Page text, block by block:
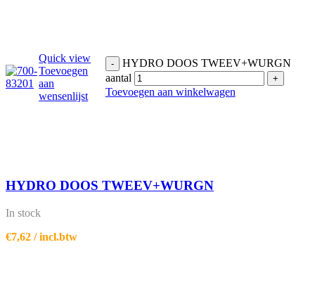
Quick view
Toevoegen
aan
wensenlijst
-
HYDRO DOOS TWEEV+WURGN
aantal
+
Toevoegen aan winkelwagen
HYDRO DOOS TWEEV+WURGN
In stock
€7,62 / incl.btw